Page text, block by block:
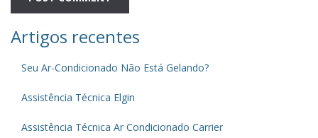
Artigos recentes
Seu Ar-Condicionado Não Está Gelando?
Assistência Técnica Elgin
Assistência Técnica Ar Condicionado Carrier